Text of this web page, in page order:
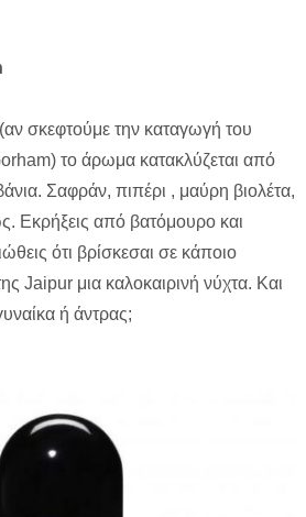
σκεφτούμε την καταγωγή του
) το άρωμα κατακλύζεται από
Σαφράν, πιπέρι , μαύρη βιολέτα,
Εκρήξεις από βατόμουρο και
ότι βρίσκεσαι σε κάποιο
Jaipur μια καλοκαιρινή νύχτα. Και
ή άντρας;